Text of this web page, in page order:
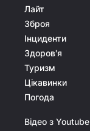
Лайт
Зброя
Інциденти
Здоров'я
Туризм
Цікавинки
Погода
Відео з Youtube